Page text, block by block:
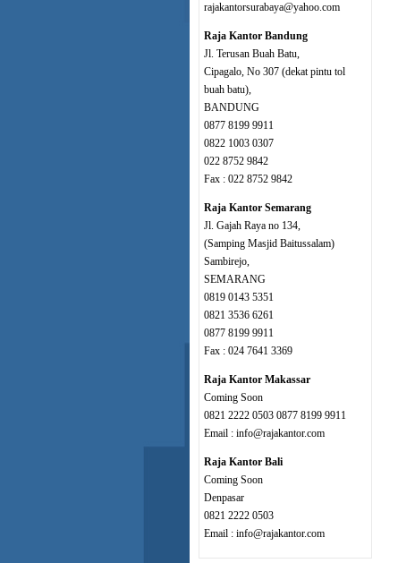
rajakantorsurabaya@yahoo.com
Raja Kantor Bandung
Jl. Terusan Buah Batu,
Cipagalo, No 307 (dekat pintu tol
buah batu),
BANDUNG
0877 8199 9911
0822 1003 0307
022 8752 9842
Fax : 022 8752 9842
Raja Kantor Semarang
Jl. Gajah Raya no 134,
(Samping Masjid Baitussalam)
Sambirejo,
SEMARANG
0819 0143 5351
0821 3536 6261
0877 8199 9911
Fax : 024 7641 3369
Raja Kantor Makassar
Coming Soon
0821 2222 0503 0877 8199 9911
Email : info@rajakantor.com
Raja Kantor Bali
Coming Soon
Denpasar
0821 2222 0503
Email : info@rajakantor.com